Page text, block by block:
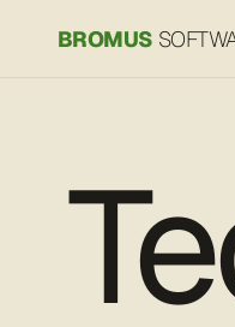
BROMUS